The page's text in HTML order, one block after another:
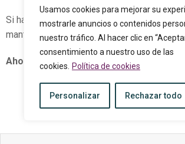
Usamos cookies para mejorar su
mostrarle anuncios o contenidos
nuestro tráfico. Al hacer clic en
consentimiento a nuestro uso de las
cookies.
Política de cookies
Personalizar Rechazar todo
Si hacemos una alimentación balanceada
mantenernos saludable.
Ahora ya sabes cómo fortalecer tu